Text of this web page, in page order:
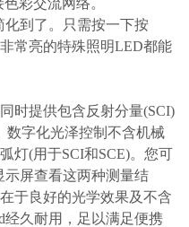
彩交流网络。
化到了。只需按一下按
常亮的特殊照明LED都能
时提供包含反射分量(SCI)
数字化光泽控制不含机械
灯(用于SCI和SCE)。您可
示屏查看这两种测量结
于良好的光学效果及不含
经久耐用，足以满足便携